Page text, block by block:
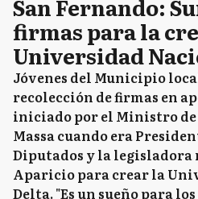
San Fernando:
firmas para la
Universidad
Jóvenes del Municipio
recolección de firmas en
iniciado por el Ministro de
Massa cuando era
Diputados y la
Aparicio para crear la
Delta. "Es un sueño para